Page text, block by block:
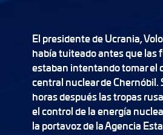
El presidente de Ucrania,
había tuiteado antes que las
estaban intentando tomar el
central nuclear de Chernóbil.
horas después las tropas
el control de la energía
la portavoz de la Agencia